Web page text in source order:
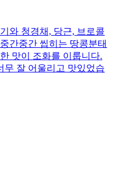
와 청경채, 당근, 브로콜
간중간 씹히는 땅콩분태
맛이 조화를 이룹니다.
무 잘 어울리고 맛있었습